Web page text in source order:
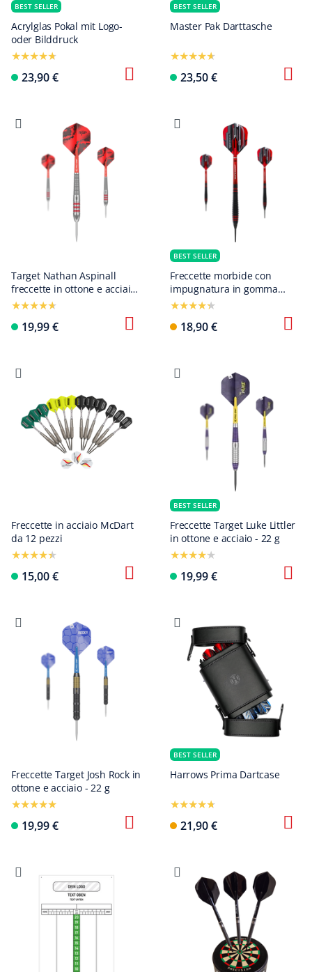
BEST SELLER
Acrylglas Pokal mit Logo-
oder Bilddruck
23,90 € Configura ora
BEST SELLER
Master Pak Darttasche
23,50 €
Target Nathan Aspinall
freccette in ottone e acciaio -
22 g
19,99 €
BEST SELLER
Freccette morbide con
impugnatura in gomma
Harrows ACE
18,90 €
Freccette in acciaio McDart
da 12 pezzi
15,00 €
BEST SELLER
Freccette Target Luke Littler
in ottone e acciaio - 22 g
19,99 €
Freccette Target Josh Rock in
ottone e acciaio - 22 g
19,99 €
BEST SELLER
Harrows Prima Dartcase
21,90 €